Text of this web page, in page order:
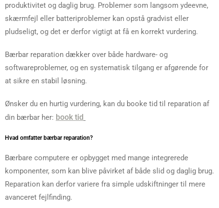
produktivitet og daglig brug. Problemer som langsom ydeevne,
skærmfejl eller batteriproblemer kan opstå gradvist eller
pludseligt, og det er derfor vigtigt at få en korrekt vurdering.
Bærbar reparation dækker over både hardware- og
softwareproblemer, og en systematisk tilgang er afgørende for
at sikre en stabil løsning.
Ønsker du en hurtig vurdering, kan du booke tid til reparation af
din bærbar her: book tid
Hvad omfatter bærbar reparation?
Bærbare computere er opbygget med mange integrerede
komponenter, som kan blive påvirket af både slid og daglig brug.
Reparation kan derfor variere fra simple udskiftninger til mere
avanceret fejlfinding.